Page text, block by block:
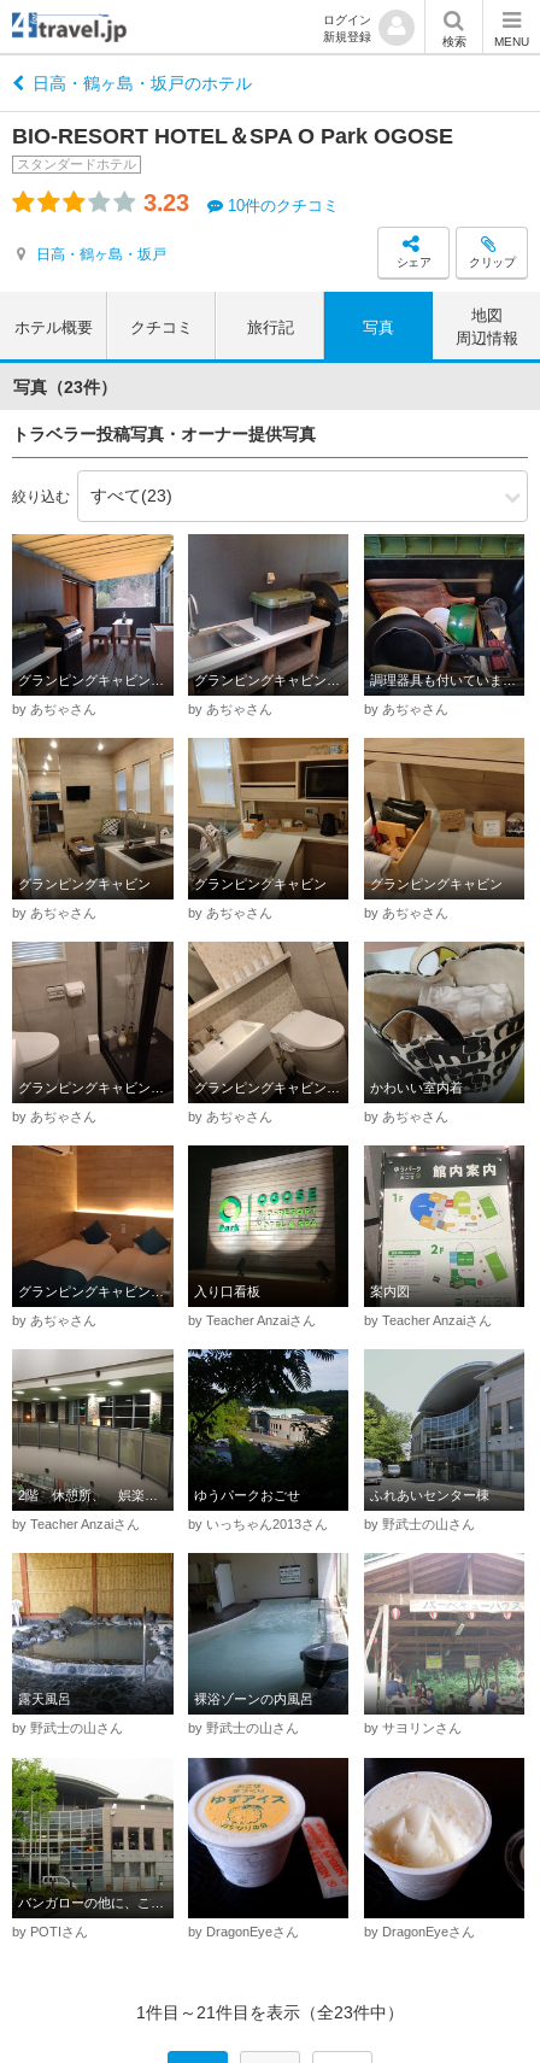
ログイン
新規登録
検索 MENU
日高・鶴ヶ島・坂戸のホテル
BIO‐RESORT HOTEL＆SPA O Park OGOSE
スタンダードホテル
3.23 10件のクチコミ
日高・鶴ヶ島・坂戸 シェア クリップ
ホテル概要 クチコミ 旅行記 写真
地図
周辺情報
写真（23件）
トラベラー投稿写真・オーナー提供写真
絞り込む
by あぢゃさん
グランピングキャビン（水道、ガスグリル）
by あぢゃさん
調理器具も付いています！
by あぢゃさん
グランピングキャビン
by あぢゃさん
グランピングキャビン
by あぢゃさん
グランピングキャビン
by あぢゃさん
by あぢゃさん
グランピングキャビン（バスルーム）
by あぢゃさん
かわいい室内着
by あぢゃさん
グランピングキャビン（ベットルーム）
by あぢゃさん
入り口看板
by Teacher Anzaiさん
案内図
by Teacher Anzaiさん
2階 休憩所、 娯楽施設部分
by Teacher Anzaiさん
ゆうパークおごせ
by いっちゃん2013さん
ふれあいセンター棟
by 野武士の山さん
露天風呂
by 野武士の山さん
裸浴ゾーンの内風呂
by 野武士の山さん
by サヨリンさん
by POTIさん
by DragonEyeさん by DragonEyeさん
1件目～21件目を表示（全23件中）